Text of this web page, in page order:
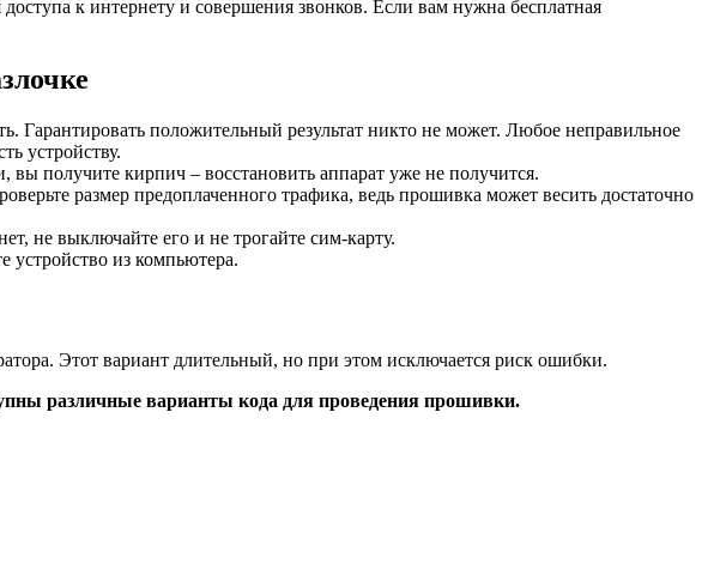
к интернету и совершения звонков. Если вам нужна бесплатная
Гарантировать положительный результат никто не может. Любое неправильное
устройству.
получите кирпич – восстановить аппарат уже не получится.
размер предоплаченного трафика, ведь прошивка может весить достаточно
не выключайте его и не трогайте сим-карту.
устройство из компьютера.
Этот вариант длительный, но при этом исключается риск ошибки.
различные варианты кода для проведения прошивки.